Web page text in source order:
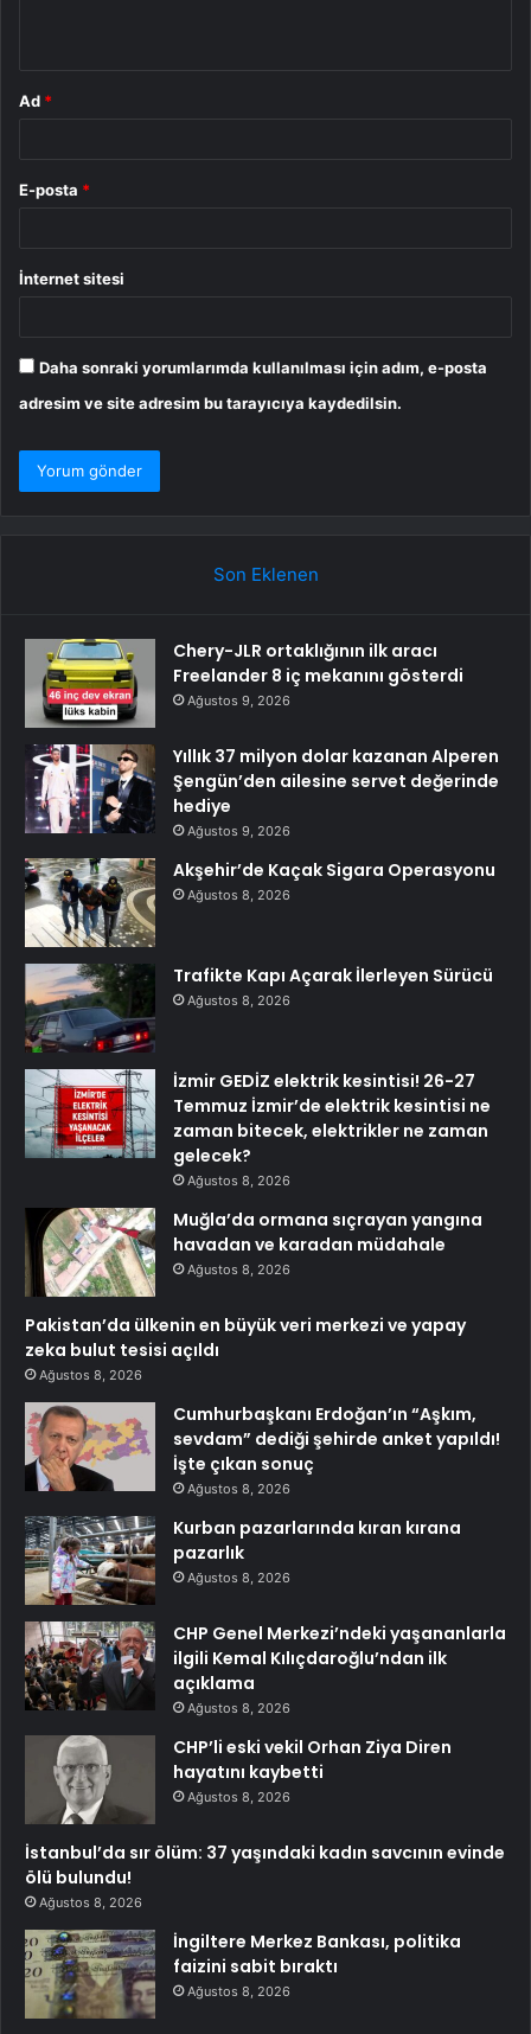
Ad *
E-posta *
İnternet sitesi
Daha sonraki yorumlarımda kullanılması için adım, e-posta
adresim ve site adresim bu tarayıcıya kaydedilsin.
Son Eklenen
Chery-JLR ortaklığının ilk aracı
Freelander 8 iç mekanını gösterdi
Ağustos 9, 2026
Yıllık 37 milyon dolar kazanan Alperen
Şengün’den ailesine servet değerinde
hediye
Ağustos 9, 2026
Akşehir’de Kaçak Sigara Operasyonu
Ağustos 8, 2026
Trafikte Kapı Açarak İlerleyen Sürücü
Ağustos 8, 2026
İzmir GEDİZ elektrik kesintisi! 26-27
Temmuz İzmir’de elektrik kesintisi ne
zaman bitecek, elektrikler ne zaman
gelecek?
Ağustos 8, 2026
Muğla’da ormana sıçrayan yangına
havadan ve karadan müdahale
Ağustos 8, 2026
Pakistan’da ülkenin en büyük veri merkezi ve yapay
zeka bulut tesisi açıldı
Ağustos 8, 2026
Cumhurbaşkanı Erdoğan’ın “Aşkım,
sevdam” dediği şehirde anket yapıldı!
İşte çıkan sonuç
Ağustos 8, 2026
Kurban pazarlarında kıran kırana
pazarlık
Ağustos 8, 2026
CHP Genel Merkezi’ndeki yaşananlarla
ilgili Kemal Kılıçdaroğlu’ndan ilk
açıklama
Ağustos 8, 2026
CHP’li eski vekil Orhan Ziya Diren
hayatını kaybetti
Ağustos 8, 2026
İstanbul’da sır ölüm: 37 yaşındaki kadın savcının evinde
ölü bulundu!
Ağustos 8, 2026
İngiltere Merkez Bankası, politika
faizini sabit bıraktı
Ağustos 8, 2026